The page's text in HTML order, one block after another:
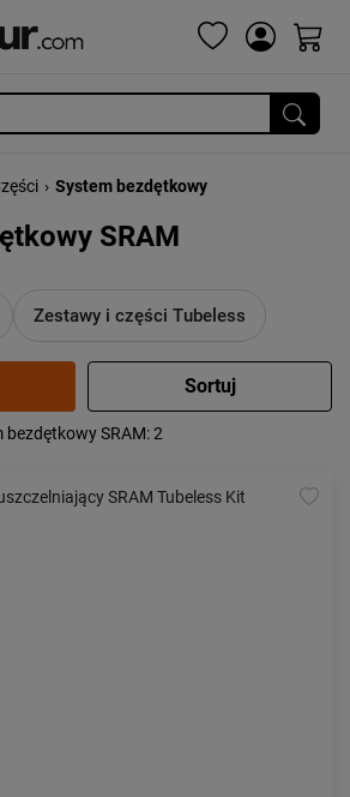
› System bezdętkowy
SRAM
Zestawy i części Tubeless
od najwyższej
SRAM: 2